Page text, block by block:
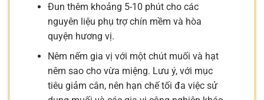
Đun thêm khoảng 5-10 phút cho các
nguyên liệu phụ trợ chín mềm và hòa
quyện hương vị.
Nêm nếm gia vị với một chút muối và hạt
nêm sao cho vừa miệng. Lưu ý, với mục
tiêu giảm cân, nên hạn chế tối đa việc sử